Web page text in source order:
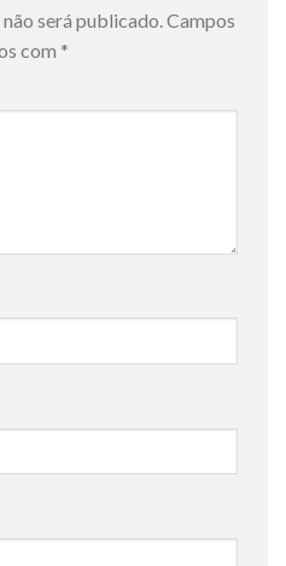
será publicado.Campos
com *